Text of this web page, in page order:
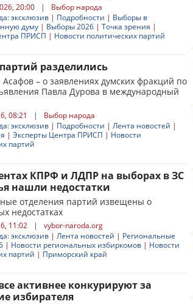
20:00 |
Выбор народа
эксклюзив | Подробности | Выборы в
думу | Выборы 2026 | Точка зрения |
ПРИСП | Новости политических партий
разделились
Асафов – о заявлениях думских фракций по
Павла Дурова в международный
08:21 |
Выбор народа
эксклюзив | Подробности | Лента новостей |
| Эксперты Центра ПРИСП | Новости
партий
КПРФ и ЛДПР на выборах в ЗС
нашли недостатки
отделения партий извещены о
недостатках
11:02 |
vybor-naroda.org
эксклюзив | Лента новостей | Региональные
| Новости региональных избиркомов | Новости
партий | Приморский край
активнее конкурируют за
избирателя